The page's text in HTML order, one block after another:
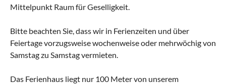
Mittelpunkt Raum für Geselligkeit.
Bitte beachten Sie, dass wir in Ferienzeiten und über
Feiertage vorzugsweise wochenweise oder mehrwöchig von
Samstag zu Samstag vermieten.
Das Ferienhaus liegt nur 100 Meter von unserem